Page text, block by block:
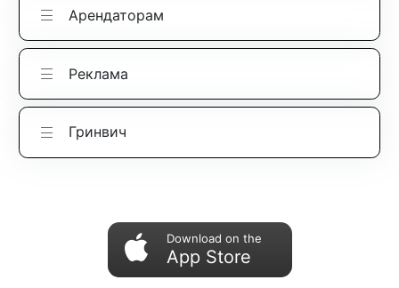
Арендаторам
Реклама
Гринвич
Download on the
App Store